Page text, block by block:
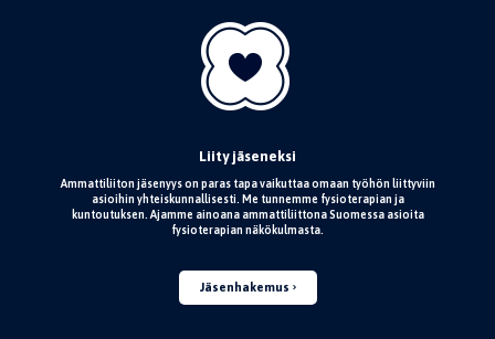
Liity jäseneksi
Ammattiliiton jäsenyys on paras tapa vaikuttaa omaan työhön liittyviin
asioihin yhteiskunnallisesti. Me tunnemme fysioterapian ja
kuntoutuksen. Ajamme ainoana ammattiliittona Suomessa asioita
fysioterapian näkökulmasta.
Jäsenhakemus